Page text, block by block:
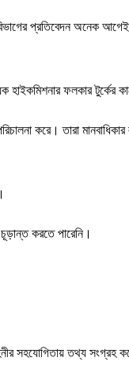
প্রতিবেদন অনেক
ফলকার টুর্কের কাছে
করে। তারা মানবাধিকার
করতে পারেনি।
সহযোগিতায় তথ্য সংগ্রহ